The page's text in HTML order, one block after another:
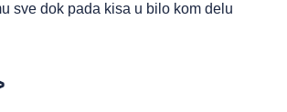
sve dok pada kisa u bilo kom delu